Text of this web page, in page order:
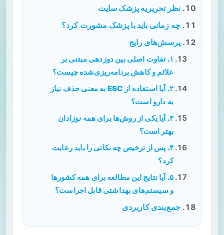
نظر تحریریه پزشک سایت
چه زمانی باید با پزشک مشورت کرد؟
پرسش‌های رایج
۱. تفاوت اصلی بین دوزدهی مبتنی بر
علائم و کاهش برنامه‌ریزی‌شده چیست؟
۲. آیا استفاده از ESC به معنی حذف نیاز
به دارو است؟
۳. آیا یکی از روش‌ها برای همه نوزادان
بهتر است؟
۴. پس از ترخیص چه نکاتی را باید رعایت
کرد؟
۵. آیا نتایج این مطالعه برای همه کشورها
و سیستم‌های بهداشتی قابل اجراست؟
جمع‌بندی کاربردی